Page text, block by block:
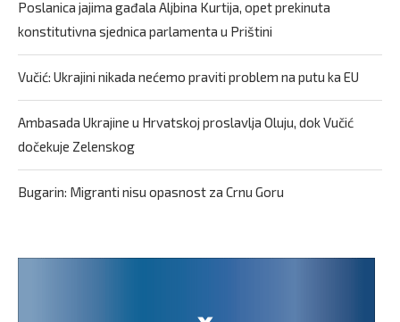
Poslanica jajima gađala Aljbina Kurtija, opet prekinuta
konstitutivna sjednica parlamenta u Prištini
Vučić: Ukrajini nikada nećemo praviti problem na putu ka EU
Ambasada Ukrajine u Hrvatskoj proslavlja Oluju, dok Vučić
dočekuje Zelenskog
Bugarin: Migranti nisu opasnost za Crnu Goru